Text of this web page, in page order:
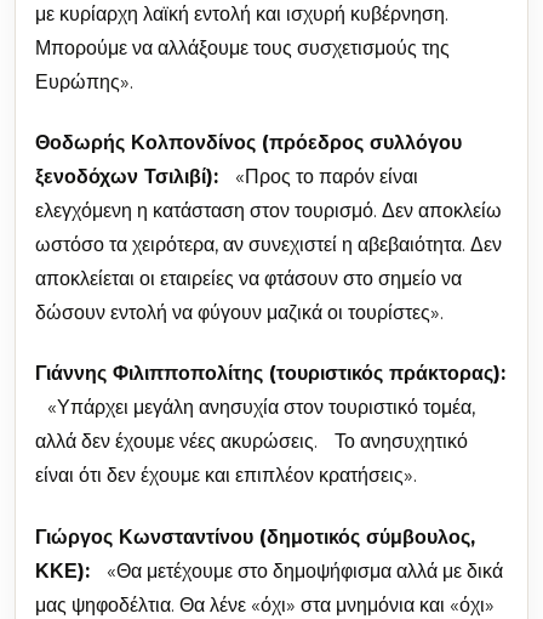
με κυρίαρχη λαϊκή εντολή και ισχυρή κυβέρνηση.
Μπορούμε να αλλάξουμε τους συσχετισμούς της
Ευρώπης».
Θοδωρής Κολπονδίνος (πρόεδρος συλλόγου
ξενοδόχων Τσιλιβί): «Προς το παρόν είναι
ελεγχόμενη η κατάσταση στον τουρισμό. Δεν αποκλείω
ωστόσο τα χειρότερα, αν συνεχιστεί η αβεβαιότητα. Δεν
αποκλείεται οι εταιρείες να φτάσουν στο σημείο να
δώσουν εντολή να φύγουν μαζικά οι τουρίστες».
Γιάννης Φιλιπποπολίτης (τουριστικός πράκτορας):
«Υπάρχει μεγάλη ανησυχία στον τουριστικό τομέα,
αλλά δεν έχουμε νέες ακυρώσεις. Το ανησυχητικό
είναι ότι δεν έχουμε και επιπλέον κρατήσεις».
Γιώργος Κωνσταντίνου (δημοτικός σύμβουλος,
ΚΚΕ): «Θα μετέχουμε στο δημοψήφισμα αλλά με δικά
μας ψηφοδέλτια. Θα λένε «όχι» στα μνημόνια και «όχι»